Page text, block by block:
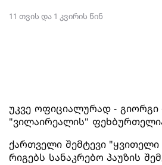
11 თვის და 1 კვირის წინ
უკვე ოფიციალურად - გიორგი
"ვილაირეალის"
ქართველი შემტევი "ყვითელი
რიგებს სანაკრებო პაუზის